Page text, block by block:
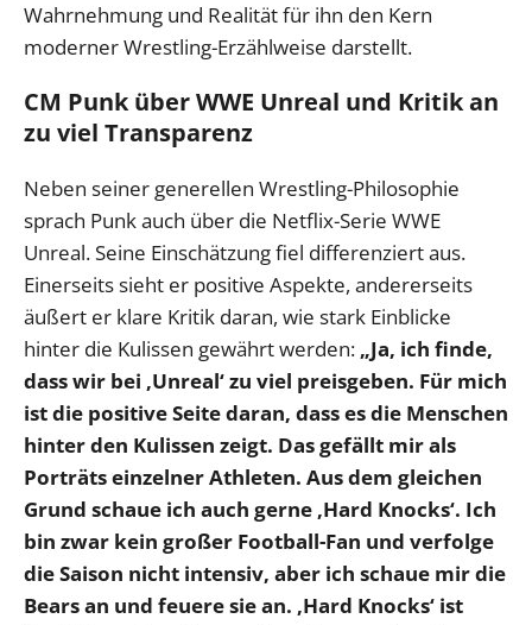
Wahrnehmung und Realität für ihn den Kern
moderner Wrestling-Erzählweise darstellt.
CM Punk über WWE Unreal und Kritik an
zu viel Transparenz
Neben seiner generellen Wrestling-Philosophie
sprach Punk auch über die Netflix-Serie WWE
Unreal. Seine Einschätzung fiel differenziert aus.
Einerseits sieht er positive Aspekte, andererseits
äußert er klare Kritik daran, wie stark Einblicke
hinter die Kulissen gewährt werden: „Ja, ich finde,
dass wir bei ‚Unreal‘ zu viel preisgeben. Für mich
ist die positive Seite daran, dass es die Menschen
hinter den Kulissen zeigt. Das gefällt mir als
Porträts einzelner Athleten. Aus dem gleichen
Grund schaue ich auch gerne ‚Hard Knocks‘. Ich
bin zwar kein großer Football-Fan und verfolge
die Saison nicht intensiv, aber ich schaue mir die
Bears an und feuere sie an. ‚Hard Knocks‘ ist